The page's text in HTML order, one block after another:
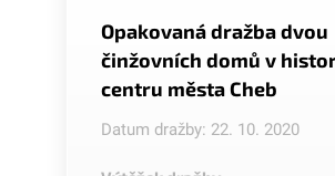
Opakovaná dražba dvou
činžovních domů v
centru města Cheb
Datum dražby: 22. 10. 2020